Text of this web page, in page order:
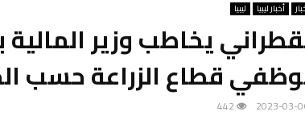
أخبار ليبيا ليبيا
يخاطب وزير
قطاع الزراعة حسب
2023-03-
442